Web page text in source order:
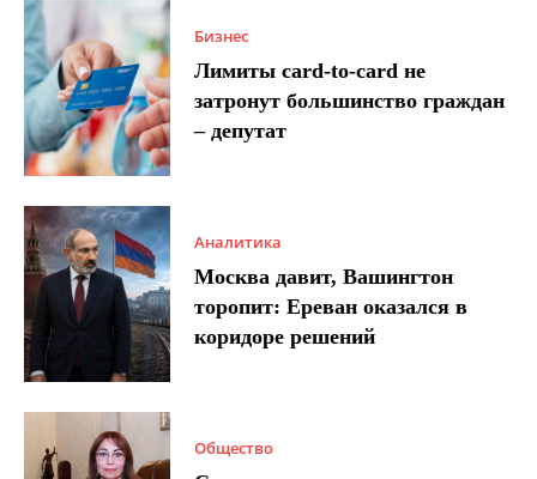
Бизнес
Лимиты card-to-card не
затронут большинство граждан
– депутат
Аналитика
Москва давит, Вашингтон
торопит: Ереван оказался в
коридоре решений
Общество